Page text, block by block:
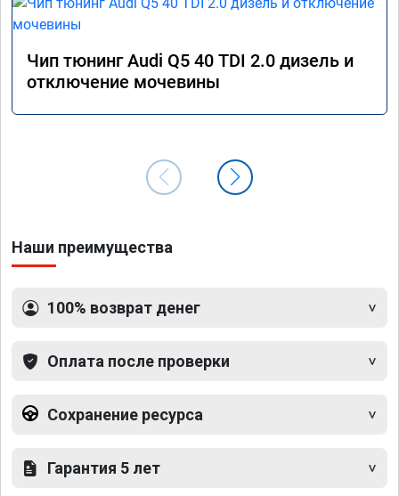
Чип тюнинг Audi Q5 40 TDI 2.0 дизель и
отключение мочевины
Наши преимущества
100% возврат денег
Оплата после проверки
Сохранение ресурса
Гарантия 5 лет